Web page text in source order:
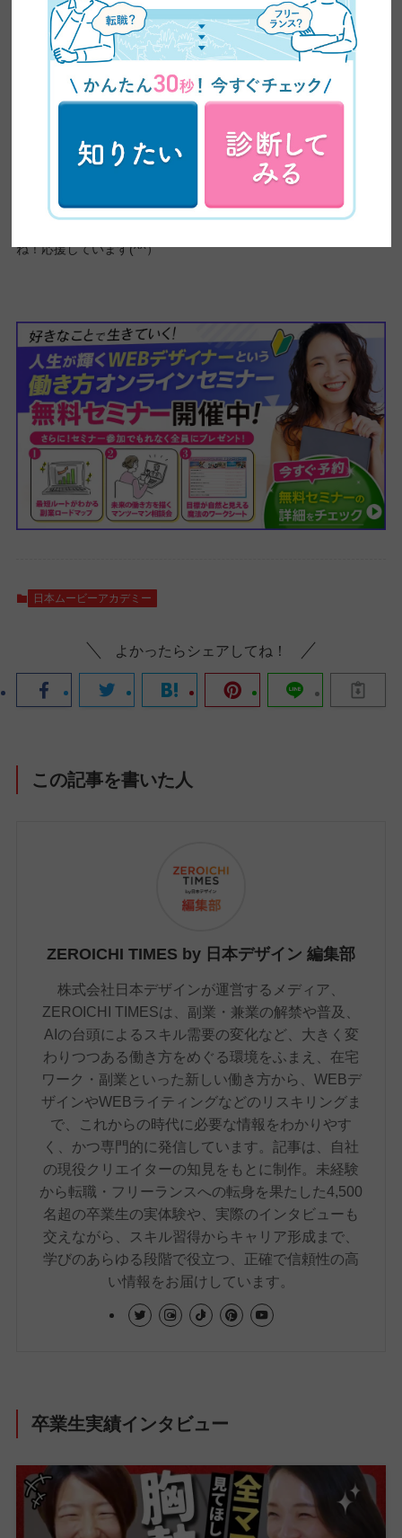
今回、卒業生インタビューに応じてくれた常山さん。
私が一番印象的だったのは、一番初めに動画編集をした職場での
忘年会の動画についてお話してくれているときでした。
そこでの、 感動や達成感、動画編集の楽しさを、とても楽しそう
また、年齢なんて関係ないという姿勢で、いろいろなことにチャ
レンジする常山さんの姿に背中をおされる人も多いのではないで
ね！応援しています(^^）
日本ムービーアカデミー
よかったらシェアしてね！
この記事を書いた人
ZEROICHI TIMES by 日本デザイン 編集部
株式会社日本デザインが運営するメディア、
ZEROICHI TIMESは、副業・兼業の解禁や普及、
AIの台頭によるスキル需要の変化など、大きく変
わりつつある働き方をめぐる環境をふまえ、在宅
ワーク・副業といった新しい働き方から、WEBデ
ザインやWEBライティングなどのリスキリングま
で、これからの時代に必要な情報をわかりやす
く、かつ専門的に発信しています。記事は、自社
の現役クリエイターの知見をもとに制作。未経験
から転職・フリーランスへの転身を果たした4,500
名超の卒業生の実体験や、実際のインタビューも
交えながら、スキル習得からキャリア形成まで、
学びのあらゆる段階で役立つ、正確で信頼性の高
い情報をお届けしています。
卒業生実績インタビュー